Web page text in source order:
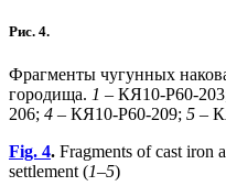
Рис. 4.
Фрагменты чугунных
городища. 1 – КЯ10-Р60-
206; 4 – КЯ10-Р60-209; 5 –
Fig. 4. Fragments of cast iron
settlement (1–5)